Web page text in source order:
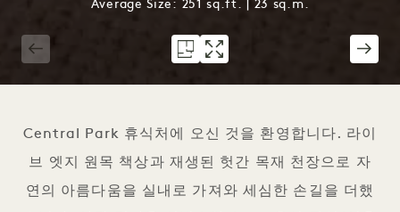
Average Size: 251 sq.ft. | 23 sq.m.
Central Park 휴식처에 오신 것을 환영합니다. 라이
브 엣지 원목 책상과 재생된 헛간 목재 천장으로 자
연의 아름다움을 실내로 가져와 세심한 손길을 더했